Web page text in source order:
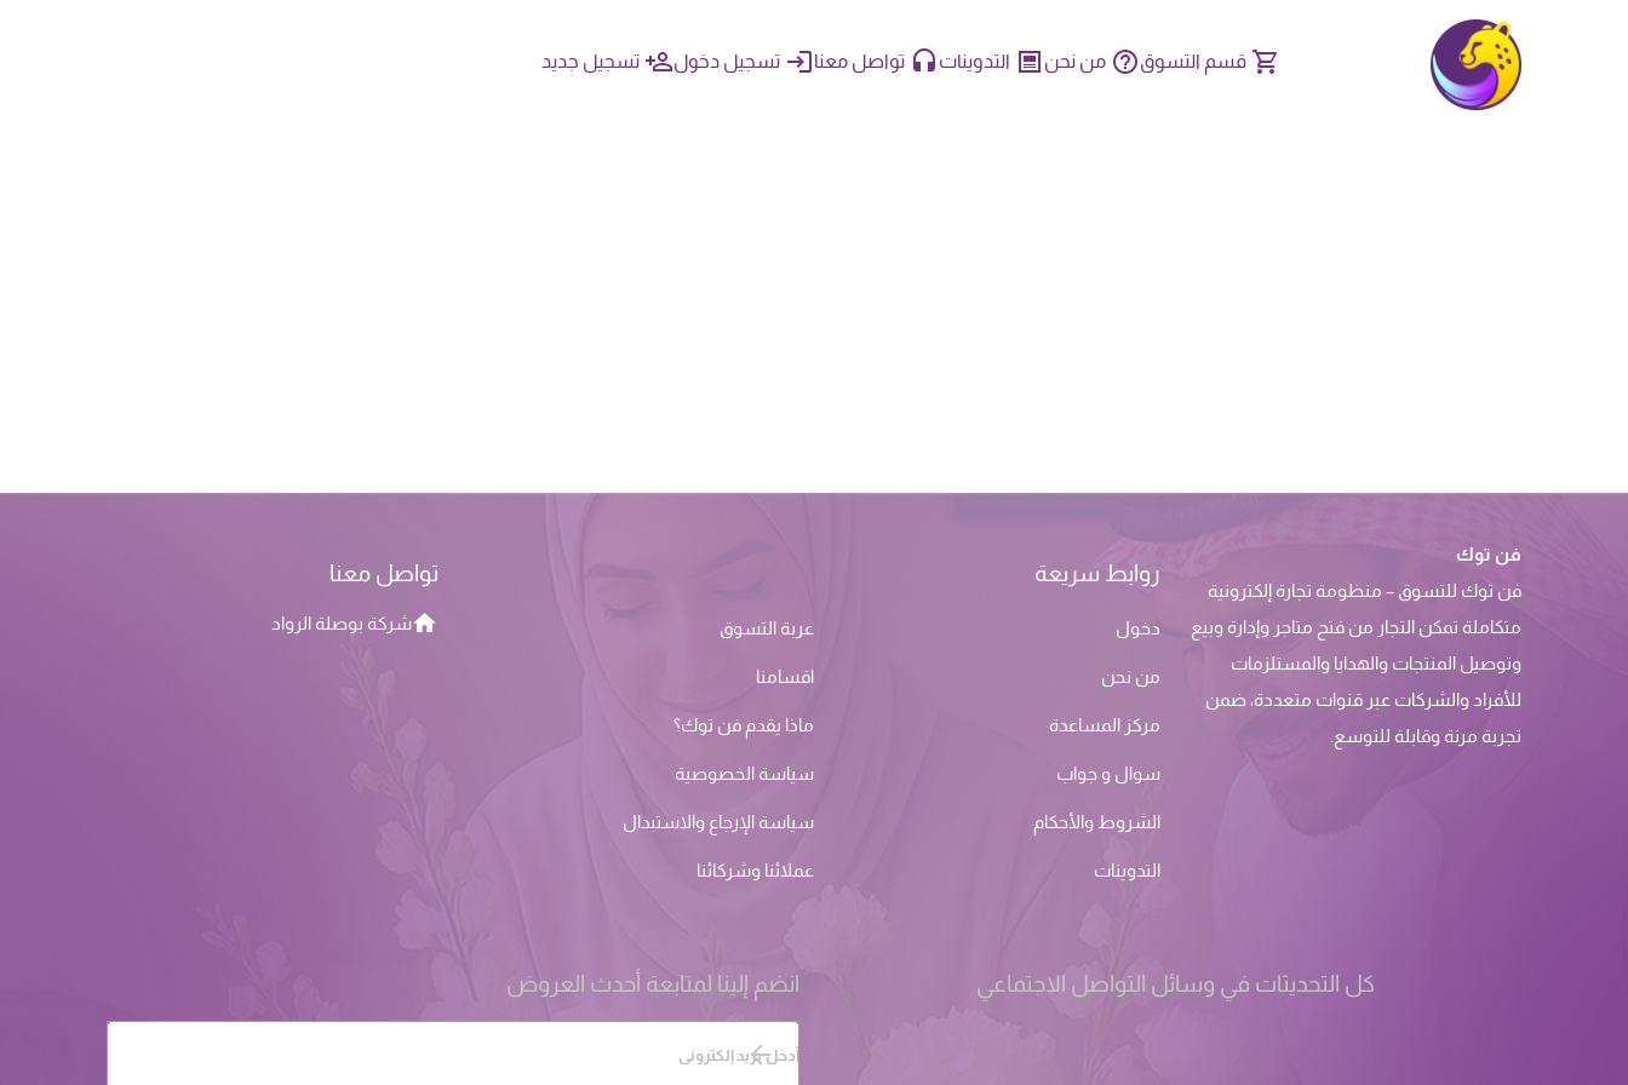
قسم التسوق من نحن التدوينات تواصل معنا تسجيل دخول تسجيل جديد
فن توك
فن توك للتسوق – منظومة تجارة إلكترونية
متكاملة تمكن التجار من فتح متاجر وإدارة وبيع
وتوصيل المنتجات والهدايا والمستلزمات
للأفراد والشركات عبر قنوات متعددة، ضمن
تجربة مرنة وقابلة للتوسع.
روابط سريعة
دخول عربة التسوق
من نحن اقسامنا
مركز المساعدة ماذا يقدم فن توك؟
سوال و جواب سياسة الخصوصية
الشروط والأحكام سياسة الإرجاع والاستبدال
التدوينات عملائنا وشركائنا
تواصل معنا
شركة بوصلة الرواد
كل التحديثات في وسائل التواصل الاجتماعي انضم إلينا لمتابعة أحدث العروض